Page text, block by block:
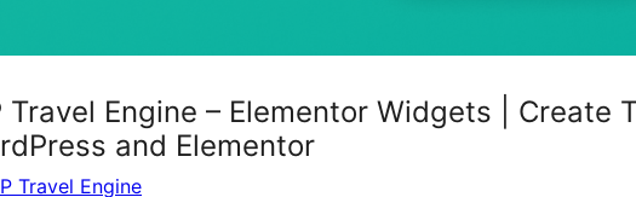
Travel Engine – Elementor Widgets | Create
and Elementor
Travel Engine